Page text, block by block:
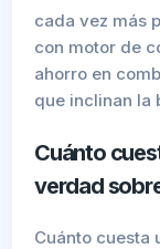
cada vez más
con motor de
ahorro en
que inclinan la
Cuánto
verdad
Cuánto cuesta